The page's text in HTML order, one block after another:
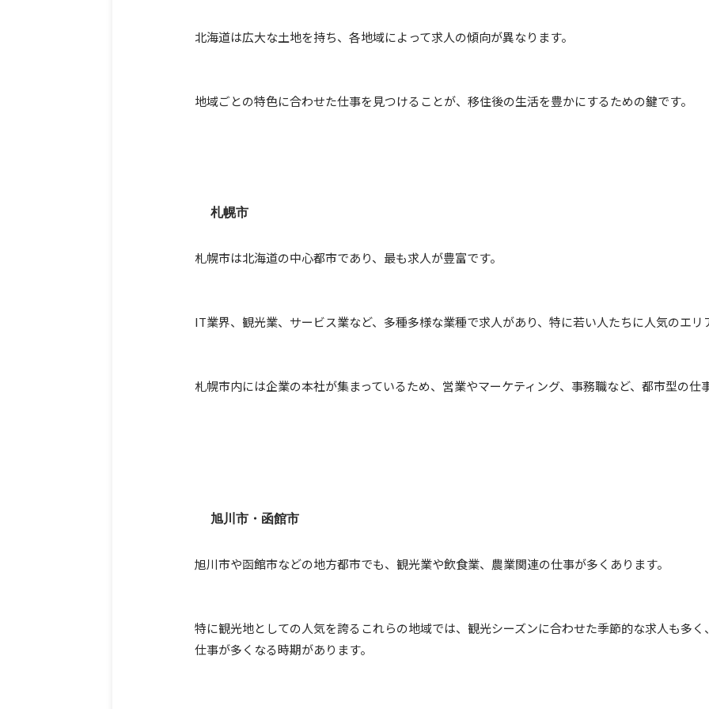
北海道は広大な土地を持ち、各地域によって求人の傾向が異なります。
地域ごとの特色に合わせた仕事を見つけることが、移住後の生活を豊かにするための鍵です。
札幌市
札幌市は北海道の中心都市であり、最も求人が豊富です。
IT業界、観光業、サービス業など、多種多様な業種で求人があり、特に若い人たちに人気のエリ
札幌市内には企業の本社が集まっているため、営業やマーケティング、事務職など、都市型の仕
旭川市・函館市
旭川市や函館市などの地方都市でも、観光業や飲食業、農業関連の仕事が多くあります。
特に観光地としての人気を誇るこれらの地域では、観光シーズンに合わせた季節的な求人も多
仕事が多くなる時期があります。